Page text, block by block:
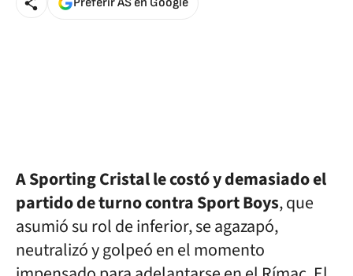
A Sporting Cristal le costó y demasiado el
partido de turno contra Sport Boys, que
asumió su rol de inferior, se agazapó,
neutralizó y golpeó en el momento